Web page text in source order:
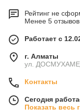
Рейтинг не
Менее 5
Работает с
г. Алматы
ул.
Контакты
Сегодня
Показать весь